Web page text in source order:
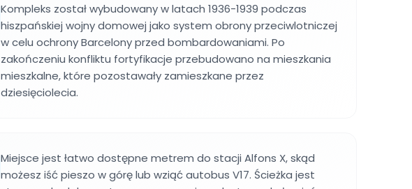
Kompleks został wybudowany w latach 1936-1939 podczas
hiszpańskiej wojny domowej jako system obrony przeciwlotniczej
w celu ochrony Barcelony przed bombardowaniami. Po
zakończeniu konfliktu fortyfikacje przebudowano na mieszkania
mieszkalne, które pozostawały zamieszkane przez
dziesięciolecia.
Miejsce jest łatwo dostępne metrem do stacji Alfons X, skąd
możesz iść pieszo w górę lub wziąć autobus V17. Ścieżka jest